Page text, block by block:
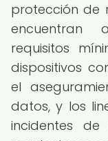
protección de
encuentran
requisitos
dispositivos
el
datos, y los
incidentes de